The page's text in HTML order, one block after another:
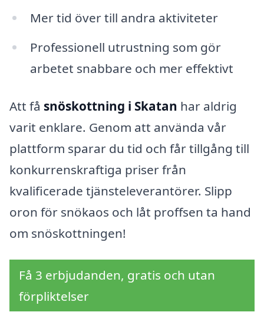
Mer tid över till andra aktiviteter
Professionell utrustning som gör
arbetet snabbare och mer effektivt
Att få snöskottning i Skatan har aldrig
varit enklare. Genom att använda vår
plattform sparar du tid och får tillgång till
konkurrenskraftiga priser från
kvalificerade tjänsteleverantörer. Slipp
oron för snökaos och låt proffsen ta hand
om snöskottningen!
Få 3 erbjudanden, gratis och utan
förpliktelser